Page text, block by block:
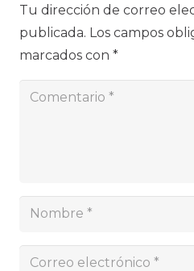
Tu dirección de correo
publicada. Los campos
marcados con *